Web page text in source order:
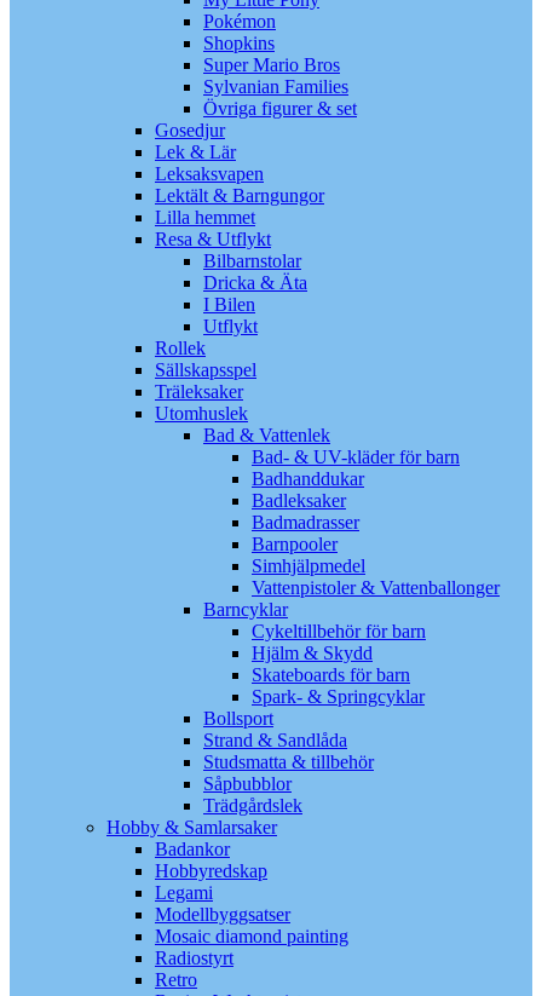
Pokémon
Shopkins
Super Mario Bros
Sylvanian Families
Övriga figurer & set
Gosedjur
Lek & Lär
Leksaksvapen
Lektält & Barngungor
Lilla hemmet
Resa & Utflykt
Bilbarnstolar
Dricka & Äta
I Bilen
Utflykt
Rollek
Sällskapsspel
Träleksaker
Utomhuslek
Bad & Vattenlek
Bad- & UV-kläder för barn
Badhanddukar
Badleksaker
Badmadrasser
Barnpooler
Simhjälpmedel
Vattenpistoler & Vattenballonger
Barncyklar
Cykeltillbehör för barn
Hjälm & Skydd
Skateboards för barn
Spark- & Springcyklar
Bollsport
Strand & Sandlåda
Studsmatta & tillbehör
Såpbubblor
Trädgårdslek
Hobby & Samlarsaker
Badankor
Hobbyredskap
Legami
Modellbyggsatser
Mosaic diamond painting
Radiostyrt
Retro